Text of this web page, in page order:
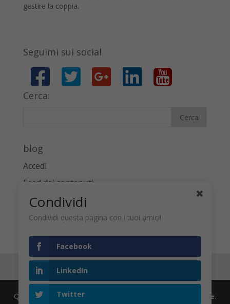
gestire la coppia.
Seguimi sui social
Cerca:
blog
Accedi
Feed dei contenuti
Feed dei commenti
WordPress.org
Questo sito utilizza cookie per migliorare l'esperienza utente.
Condividi
Condividi questa pagina con i tuoi amici!
Facebook
LinkedIn
Twitter